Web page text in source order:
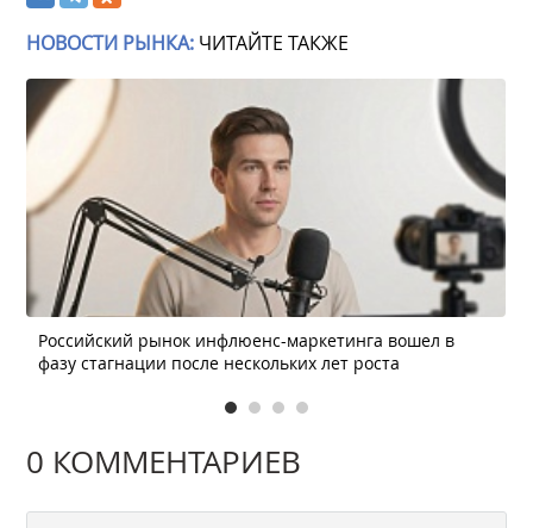
НОВОСТИ РЫНКА: ЧИТАЙТЕ ТАКЖЕ
Российский рынок инфлюенс-маркетинга вошел в
фазу стагнации после нескольких лет роста
0 КОММЕНТАРИЕВ